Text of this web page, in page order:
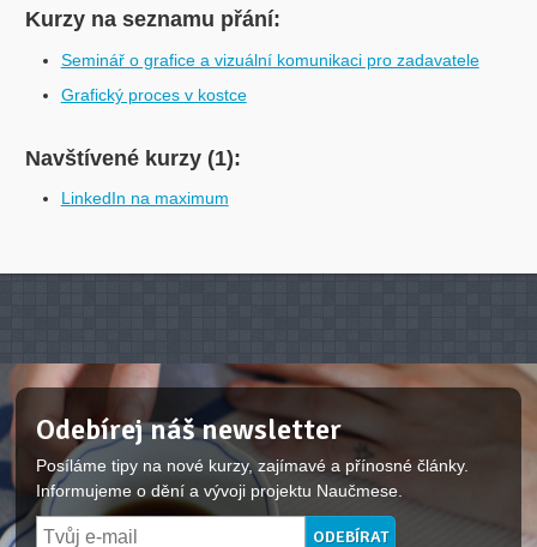
Kurzy na seznamu přání:
Seminář o grafice a vizuální komunikaci pro zadavatele
Grafický proces v kostce
Navštívené kurzy (1):
LinkedIn na maximum
Odebírej náš newsletter
Posíláme tipy na nové kurzy, zajímavé a přínosné články.
Informujeme o dění a vývoji projektu Naučmese.